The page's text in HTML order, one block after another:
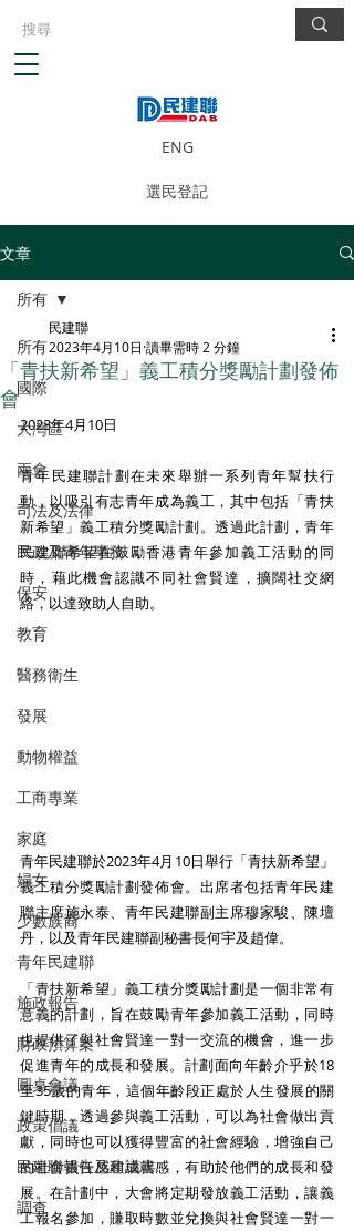
ENG
選民登記
文章
所有
國際
大灣區
兩會
司法及法律
民政及青年事務
保安
教育
醫務衛生
發展
動物權益
工商專業
家庭
婦女
少數族裔
青年民建聯
施政報告
財政預算案
圓桌會議
政策倡議
民建聯報告及建議書
調查
所有
「青扶新希望」義工積分獎勵計劃發佈
會
民建聯
2023年4月10日 讀畢需時 2 分鐘
2023年4月10日
青年民建聯計劃在未來舉辦一系列青年幫扶行
動，以吸引有志青年成為義工，其中包括「青扶
新希望」義工積分獎勵計劃。透過此計劃，青年
民建聯希望在鼓勵香港青年參加義工活動的同
時，藉此機會認識不同社會賢達，擴闊社交網
絡，以達致助人自助。
青年民建聯於2023年4月10日舉行「青扶新希望」
義工積分獎勵計劃發佈會。出席者包括青年民建
聯主席施永泰、青年民建聯副主席穆家駿、陳壇
丹，以及青年民建聯副秘書長何宇及趙偉。
「青扶新希望」義工積分獎勵計劃是一個非常有
意義的計劃，旨在鼓勵青年參加義工活動，同時
也提供了與社會賢達一對一交流的機會，進一步
促進青年的成長和發展。計劃面向年齡介乎於18
至35歲的青年，這個年齡段正處於人生發展的關
鍵時期，透過參與義工活動，可以為社會做出貢
獻，同時也可以獲得豐富的社會經驗，增強自己
的社會責任感和成就感，有助於他們的成長和發
展。在計劃中，大會將定期發放義工活動，讓義
工報名參加，賺取時數並兌換與社會賢達一對一